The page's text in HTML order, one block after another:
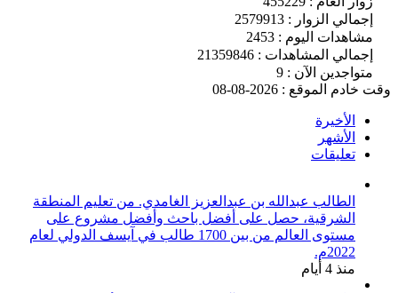
إجمالي الزوار : 2579913
مشاهدات اليوم : 2453
إجمالي المشاهدات : 21359846
متواجدين الآن : 9
وقت خادم الموقع : 2026-08-08
الأخيرة
الأشهر
تعليقات
الطالب عبدالله بن عبدالعزيز الغامدي. من تعليم المنطقة
الشرقية، حصل على أفضل باحث وأفضل مشروع على
مستوى العالم من بين 1700 طالب في آيسف الدولي لعام
2022م.
منذ 4 أيام